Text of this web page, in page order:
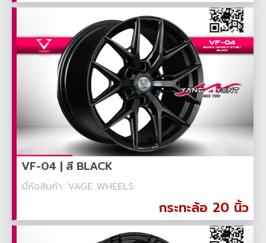
VF-04 | สี BLACK
ยี่ห้อสินค้า: VAGE WHEELS
กระทะล้อ 20 นิ้ว